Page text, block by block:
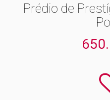
Prédio de